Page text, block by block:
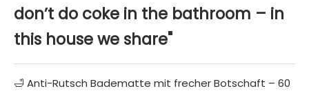
don’t do coke in the bathroom – in
this house we share"
🛁 Anti-Rutsch Badematte mit frecher Botschaft – 60